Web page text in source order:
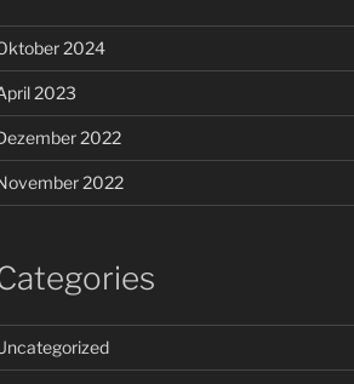
2024
2023
2022
2022